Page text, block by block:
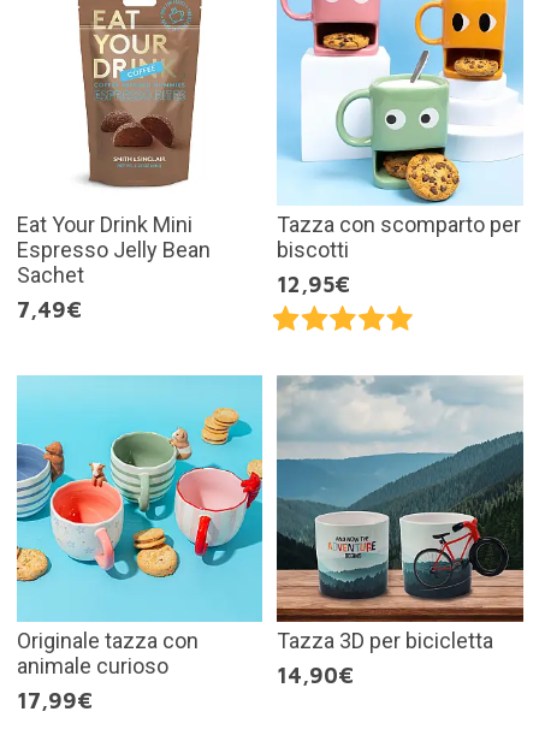
Eat Your Drink Mini
Espresso Jelly Bean
Sachet
7,49€
Tazza con scomparto per
biscotti
12,95€
Originale tazza con
animale curioso
17,99€
Tazza 3D per bicicletta
14,90€